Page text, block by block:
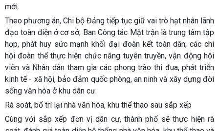
mới.
Theo phương án, Chi bộ Đảng tiếp tục giữ vai trò hạt nhân lãnh
đạo toàn diện ở cơ sở; Ban Công tác Mặt trận là trung tâm tập
hợp, phát huy sức mạnh khối đại đoàn kết toàn dân; các chi
hội đoàn thể thực hiện chức năng tuyên truyền, vận động hội
viên và Nhân dân tham gia các phong trào thi đua, phát triển
kinh tế - xã hội, bảo đảm quốc phòng, an ninh và xây dựng đời
sống văn hóa ở khu dân cư.
Rà soát, bố trí lại nhà văn hóa, khu thể thao sau sắp xếp
Cùng với sắp xếp đơn vị dân cư, thành phố sẽ thực hiện rà